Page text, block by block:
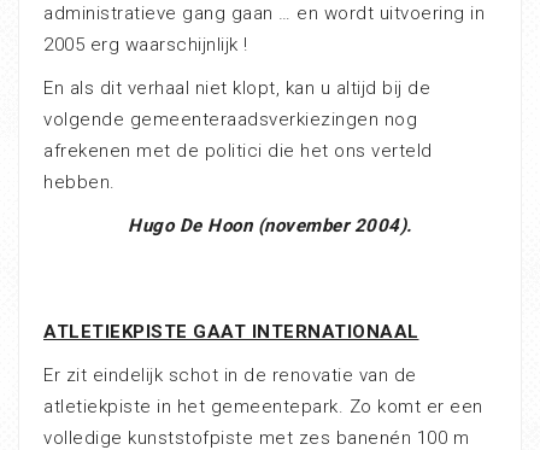
administratieve gang gaan … en wordt uitvoering in
2005 erg waarschijnlijk !
En als dit verhaal niet klopt, kan u altijd bij de
volgende gemeenteraadsverkiezingen nog
afrekenen met de politici die het ons verteld
hebben.
Hugo De Hoon (november 2004).
ATLETIEKPISTE GAAT INTERNATIONAAL
Er zit eindelijk schot in de renovatie van de
atletiekpiste in het gemeentepark. Zo komt er een
volledige kunststofpiste met zes banenén 100 m